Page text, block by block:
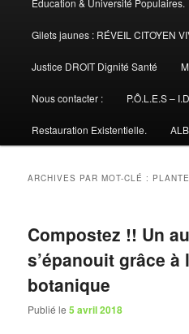
Gilets jaunes : RÉVEIL CITOYEN
Justice DROIT Dignité Santé
Nous contacter : P.Ô.L.E.S –
Restauration Existentielle.
ARCHIVES PAR MOT-CLÉ :
Compostez !! Un
s’épanouit grâce à
botanique
Publié le5 avril 2018